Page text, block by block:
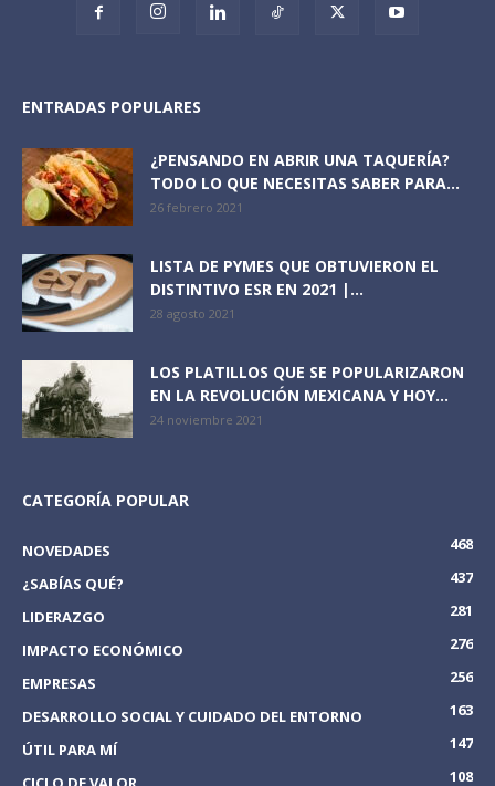
ENTRADAS POPULARES
¿PENSANDO EN ABRIR UNA TAQUERÍA?
TODO LO QUE NECESITAS SABER PARA...
26 febrero 2021
LISTA DE PYMES QUE OBTUVIERON EL
DISTINTIVO ESR EN 2021 |...
28 agosto 2021
LOS PLATILLOS QUE SE POPULARIZARON
EN LA REVOLUCIÓN MEXICANA Y HOY...
24 noviembre 2021
CATEGORÍA POPULAR
NOVEDADES
468
¿SABÍAS QUÉ?
437
LIDERAZGO
281
IMPACTO ECONÓMICO
276
EMPRESAS
256
DESARROLLO SOCIAL Y CUIDADO DEL ENTORNO
163
ÚTIL PARA MÍ
147
108